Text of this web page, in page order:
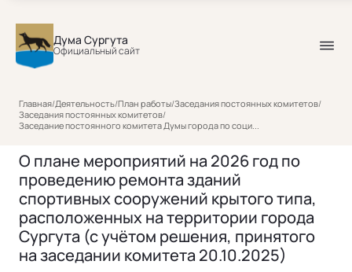
Дума Сургута
Официальный сайт
Главная/Деятельность/План работы/Заседания постоянных комитетов/
Заседания постоянных комитетов/
Заседание постоянного комитета Думы города по соци...
О плане мероприятий на 2026 год по
проведению ремонта зданий
спортивных сооружений крытого типа,
расположенных на территории города
Сургута (с учётом решения, принятого
на заседании комитета 20.10.2025)